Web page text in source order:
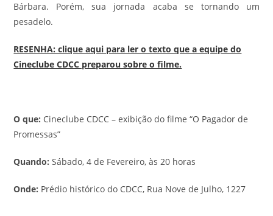
Bárbara. Porém, sua jornada acaba se tornando um
pesadelo.
RESENHA: clique aqui para ler o texto que a equipe do
Cineclube CDCC preparou sobre o filme.
O que: Cineclube CDCC – exibição do filme “O Pagador de
Promessas”
Quando: Sábado, 4 de Fevereiro, às 20 horas
Onde: Prédio histórico do CDCC, Rua Nove de Julho, 1227